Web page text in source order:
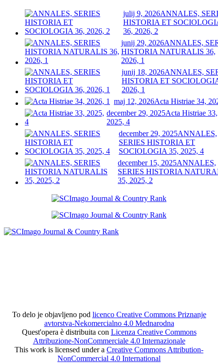
julij 9, 2026ANNALES,
HISTORIA ET
36, 2026, 2
junij 29, 2026ANNALES,
HISTORIA NATURALIS 36,
2026, 1
junij 18, 2026ANNALES,
HISTORIA ET
2026, 1
maj 12, 2026Acta Histriae 34,
december 29, 2025Acta Histriae 33,
2025, 4
december 29, 2025ANNALES,
SERIES HISTORIA ET
SOCIOLOGIA 35, 2025, 4
december 15, 2025ANNALES,
SERIES HISTORIA
35, 2025, 2
To delo je objavljeno pod licenco Creative Commons Priznanje
avtorstva-Nekomercialno 4.0 Mednarodna
Quest'opera è distribuita con Licenza Creative Commons
Attribuzione-NonCommerciale 4.0 Internazionale
This work is licensed under a Creative Commons Attribution-
NonCommercial 4.0 International